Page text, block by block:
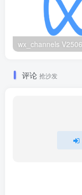
评论 抢沙发